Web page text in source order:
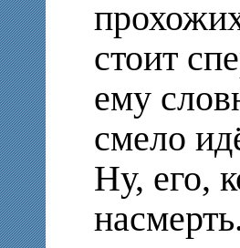
стоит
ему
смело
Ну, его,